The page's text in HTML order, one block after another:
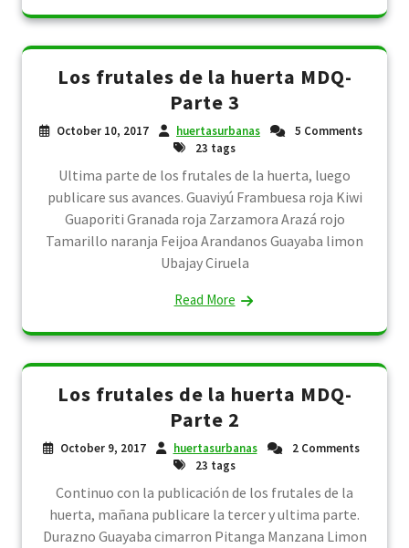
Los frutales de la huerta MDQ-
Parte 3
October 10, 2017 huertasurbanas
5 Comments
23 tags
Ultima parte de los frutales de la huerta, luego
publicare sus avances. Guaviyú Frambuesa roja Kiwi
Guaporiti Granada roja Zarzamora Arazá rojo
Tamarillo naranja Feijoa Arandanos Guayaba limon
Ubajay Ciruela
Read More
Los frutales de la huerta MDQ-
Parte 2
October 9, 2017 huertasurbanas
2 Comments
23 tags
Continuo con la publicación de los frutales de la
huerta, mañana publicare la tercer y ultima parte.
Durazno Guayaba cimarron Pitanga Manzana Limon